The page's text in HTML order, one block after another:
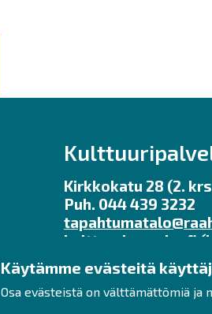
Käytämme evästeitä
Osa evästeistä on välttämättömiä ja
Kirkkokatu 28 (2.
Puh. 044 439 3232
kulttuuri
raahe.fi
Toimisto avoinna ma
Galleria Myötätuuli